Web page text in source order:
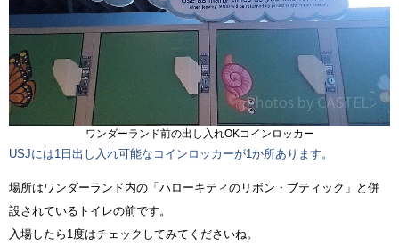
ワンダーランド前の出し入れOKコインロッカー
USJには1日出し入れ可能なコインロッカーが1か所あります。
場所はワンダーランド内の「ハローキティのリボン・ブティック」と併
設されているトイレの前です。
入場したら1度はチェックしてみてくださいね。